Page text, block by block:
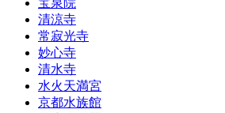
宝泉院
清涼寺
常寂光寺
妙心寺
清水寺
水火天満宮
京都水族館